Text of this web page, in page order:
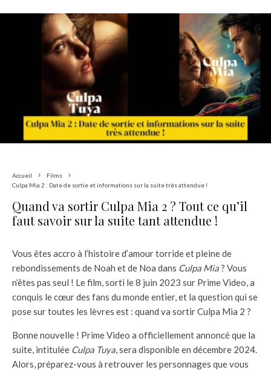
Accueil
Films
Culpa Mia 2 : Date de sortie et informations sur la suite très attendue !
Quand va sortir Culpa Mia 2 ? Tout ce qu’il
faut savoir sur la suite tant attendue !
Vous êtes accro à l’histoire d’amour torride et pleine de
rebondissements de Noah et de Noa dans Culpa Mia? Vous
n’êtes pas seul ! Le film, sorti le 8 juin 2023 sur Prime Video, a
conquis le cœur des fans du monde entier, et la question qui se
pose sur toutes les lèvres est : quand va sortir Culpa Mia 2 ?
Bonne nouvelle ! Prime Video a officiellement annoncé que la
suite, intitulée Culpa Tuya, sera disponible en décembre 2024.
Alors, préparez-vous à retrouver les personnages que vous